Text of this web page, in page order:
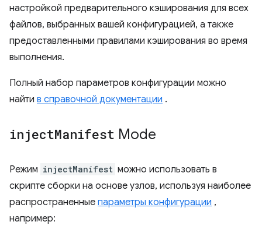
настройкой предварительного кэширования для всех
файлов, выбранных вашей конфигурацией, а также
предоставленными правилами кэширования во время
выполнения.
Полный набор параметров конфигурации можно
найти в справочной документации .
injectManifest Mode
Режим injectManifest можно использовать в
скрипте сборки на основе узлов, используя наиболее
распространенные параметры конфигурации ,
например: